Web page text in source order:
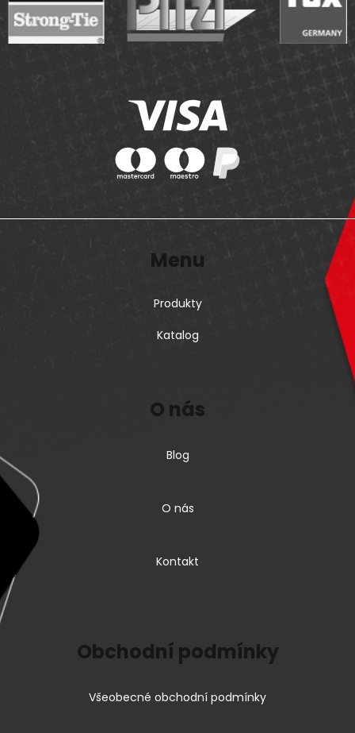
Menu
Produkty
Katalog
O nás
Blog
O nás
Kontakt
Obchodní podmínky
Všeobecné obchodní podmínky